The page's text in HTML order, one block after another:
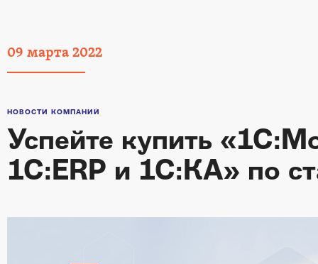
09 марта2022
НОВОСТИ КОМПАНИЙ
Успейте купить
1С:ERP и 1С:КА» по